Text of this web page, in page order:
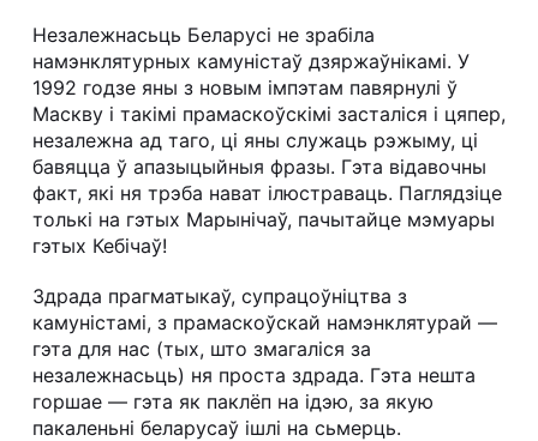
Незалежнасьць Беларусі не зрабіла
намэнклятурных камуністаў дзяржаўнікамі. У
1992 годзе яны з новым імпэтам павярнулі ў
Маскву і такімі прамаскоўскімі засталіся і цяпер,
незалежна ад таго, ці яны служаць рэжыму, ці
бавяцца ў апазыцыйныя фразы. Гэта відавочны
факт, які ня трэба нават ілюстраваць. Паглядзіце
толькі на гэтых Марынічаў, пачытайце мэмуары
гэтых Кебічаў!
Здрада прагматыкаў, супрацоўніцтва з
камуністамі, з прамаскоўскай намэнклятурай —
гэта для нас (тых, што змагаліся за
незалежнасьць) ня проста здрада. Гэта нешта
горшае — гэта як паклёп на ідэю, за якую
пакаленьні беларусаў ішлі на сьмерць.